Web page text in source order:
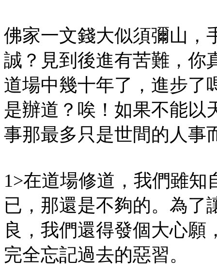
佛家一文錢大似須彌山，
誠？見到後進有苦難，你
道場中幾十年了，進步了
是辦道？唉！如果不能以
事那最多只是世間的人事
1>在道場修道，我們雖
已，那還是不夠的。為了
良，我們還得發個大心願
完全忘記過去的惡習。